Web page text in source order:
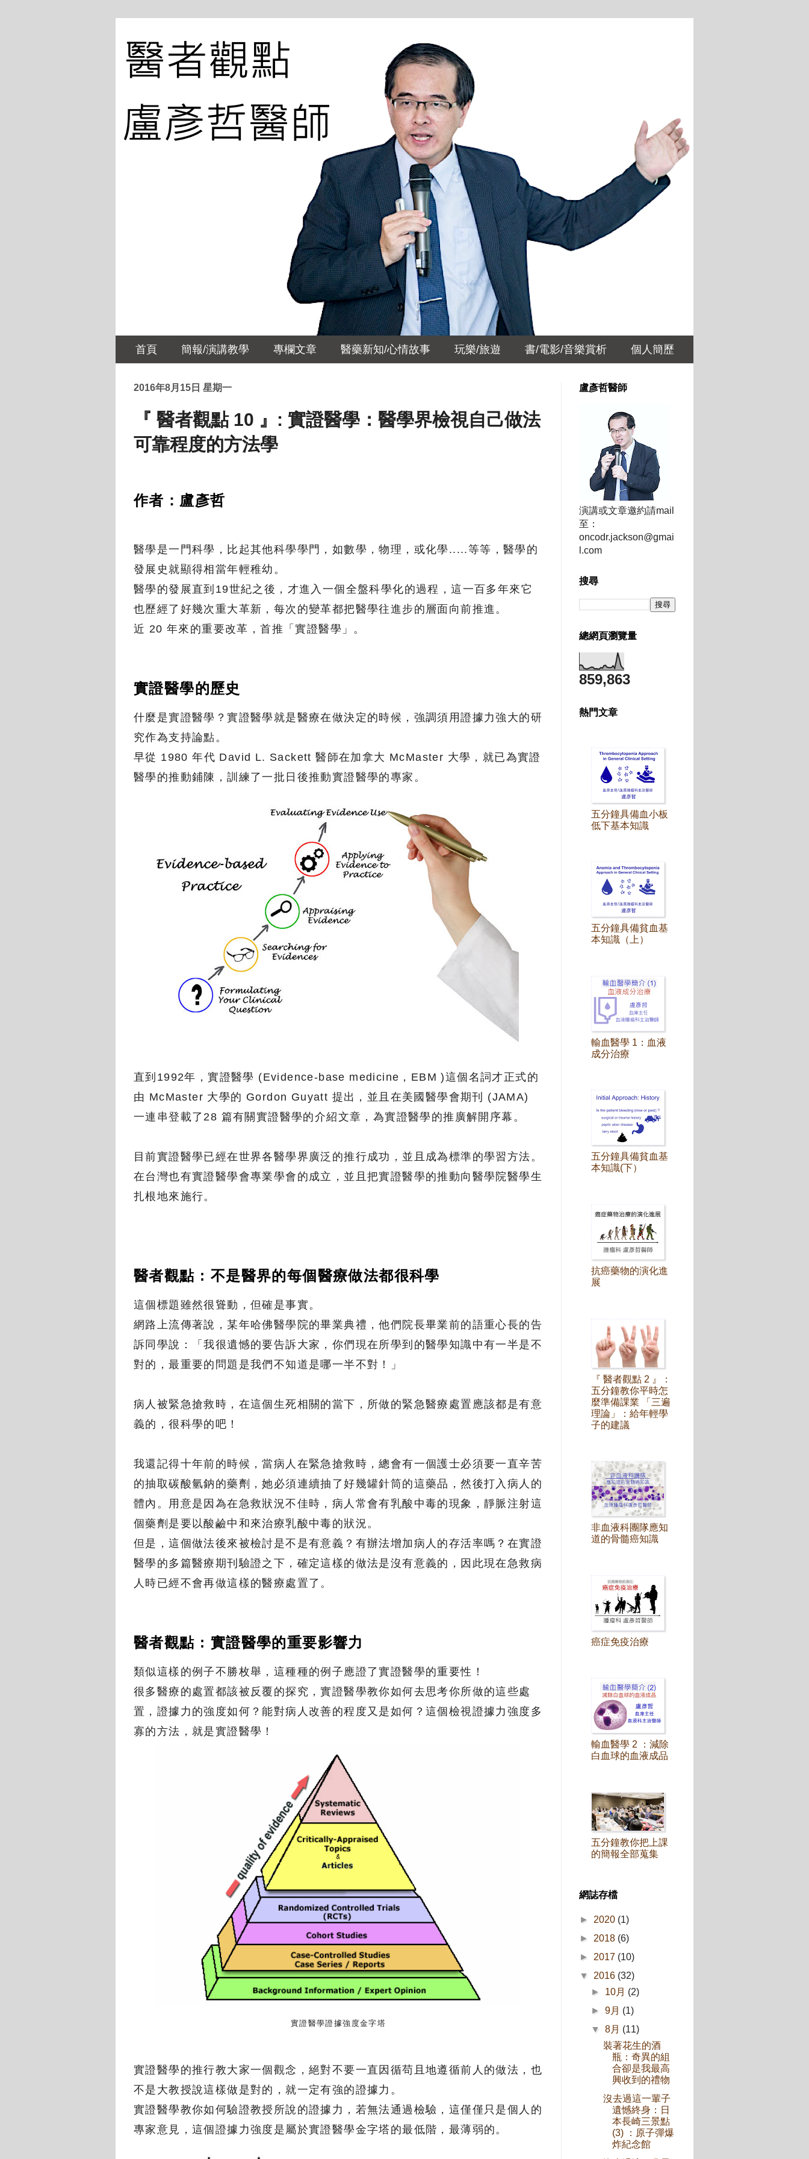
首頁 簡報/演講教學 專欄文章 醫藥新知/心情故事 玩樂/旅遊 書/電影/音樂賞析 個人簡歷
2016年8月15日 星期一
『 醫者觀點 10 』: 實證醫學：醫學界檢視自己做法
可靠程度的方法學
作者：盧彥哲
醫學是一門科學，比起其他科學學門，如數學，物理，或化學.....等等，醫學的
發展史就顯得相當年輕稚幼。
醫學的發展直到19世紀之後，才進入一個全盤科學化的過程，這一百多年來它
也歷經了好幾次重大革新，每次的變革都把醫學往進步的層面向前推進。
近 20 年來的重要改革，首推「實證醫學」。
實證醫學的歷史
什麼是實證醫學？實證醫學就是醫療在做決定的時候，強調須用證據力強大的研
究作為支持論點。
早從 1980 年代 David L. Sackett 醫師在加拿大 McMaster 大學，就已為實證
醫學的推動鋪陳，訓練了一批日後推動實證醫學的專家。
直到1992年，實證醫學 (Evidence-base medicine，EBM )這個名詞才正式的
由 McMaster 大學的 Gordon Guyatt 提出，並且在美國醫學會期刊 (JAMA)
一連串登載了28 篇有關實證醫學的介紹文章，為實證醫學的推廣解開序幕。
目前實證醫學已經在世界各醫學界廣泛的推行成功，並且成為標準的學習方法。
在台灣也有實證醫學會專業學會的成立，並且把實證醫學的推動向醫學院醫學生
扎根地來施行。
醫者觀點 : 不是醫界的每個醫療做法都很科學
這個標題雖然很聳動，但確是事實。
網路上流傳著說，某年哈佛醫學院的畢業典禮，他們院長畢業前的語重心長的告
訴同學說：「我很遺憾的要告訴大家，你們現在所學到的醫學知識中有一半是不
對的，最重要的問題是我們不知道是哪一半不對！」
病人被緊急搶救時，在這個生死相關的當下，所做的緊急醫療處置應該都是有意
義的，很科學的吧！
我還記得十年前的時候，當病人在緊急搶救時，總會有一個護士必須要一直辛苦
的抽取碳酸氫鈉的藥劑，她必須連續抽了好幾罐針筒的這藥品，然後打入病人的
體內。用意是因為在急救狀況不佳時，病人常會有乳酸中毒的現象，靜脈注射這
個藥劑是要以酸鹼中和來治療乳酸中毒的狀況。
但是，這個做法後來被檢討是不是有意義？有辦法增加病人的存活率嗎？在實證
醫學的多篇醫療期刊驗證之下，確定這樣的做法是沒有意義的，因此現在急救病
人時已經不會再做這樣的醫療處置了。
醫者觀點 : 實證醫學的重要影響力
類似這樣的例子不勝枚舉，這種種的例子應證了實證醫學的重要性！
很多醫療的處置都該被反覆的探究，實證醫學教你如何去思考你所做的這些處
置，證據力的強度如何？能對病人改善的程度又是如何？這個檢視證據力強度多
寡的方法，就是實證醫學！
實證醫學證據強度金字塔
實證醫學的推行教大家一個觀念，絕對不要一直因循苟且地遵循前人的做法，也
不是大教授說這樣做是對的，就一定有強的證據力。
實證醫學教你如何驗證教授所說的證據力，若無法通過檢驗，這僅僅只是個人的
專家意見，這個證據力強度是屬於實證醫學金字塔的最低階，最薄弱的。
盧彥哲醫師
演講或文章邀約請mail
至：
oncodr.jackson@gmai
l.com
搜尋
總網頁瀏覽量
859,863
熱門文章
五分鐘具備血小板
低下基本知識
五分鐘具備貧血基
本知識（上）
輸血醫學 1：血液
成分治療
五分鐘具備貧血基
本知識(下）
抗癌藥物的演化進
展
『 醫者觀點 2 』：
五分鐘教你平時怎
麼準備課業 「三遍
理論」：給年輕學
子的建議
非血液科團隊應知
道的骨髓癌知識
癌症免疫治療
輸血醫學 2 ：減除
白血球的血液成品
五分鐘教你把上課
的簡報全部蒐集
網誌存檔
► 2020 (1)
► 2018 (6)
► 2017 (10)
▼ 2016 (32)
► 10月 (2)
►9月 (1)
▼8月 (11)
裝著花生的酒
瓶：奇異的組
合卻是我最高
興收到的禮物
沒去過這一輩子
遺憾終身：日
本長崎三景點
(3) ：原子彈爆
炸紀念館